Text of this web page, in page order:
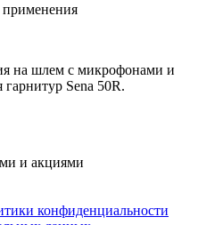
применения
на шлем с микрофонами и
Sena 50R.
и акциями
конфиденциальности